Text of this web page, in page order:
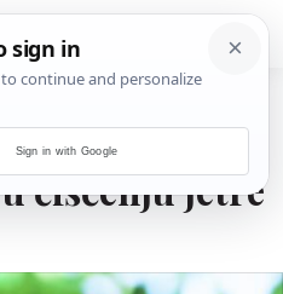
koji način
čišćenju jetre
Sign in with Google